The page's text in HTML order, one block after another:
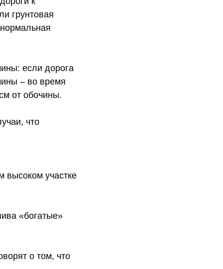
грунтовая
если дорога
– во время
от обочины.
что
высоком участке
«богатые»
о том, что